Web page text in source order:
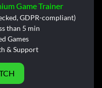
Game Trainer
GDPR-compliant)
than 5 min
Games
& Support